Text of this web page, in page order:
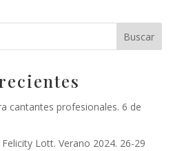
cantantes profesionales. 6 de
Lott. Verano 2024. 26-29